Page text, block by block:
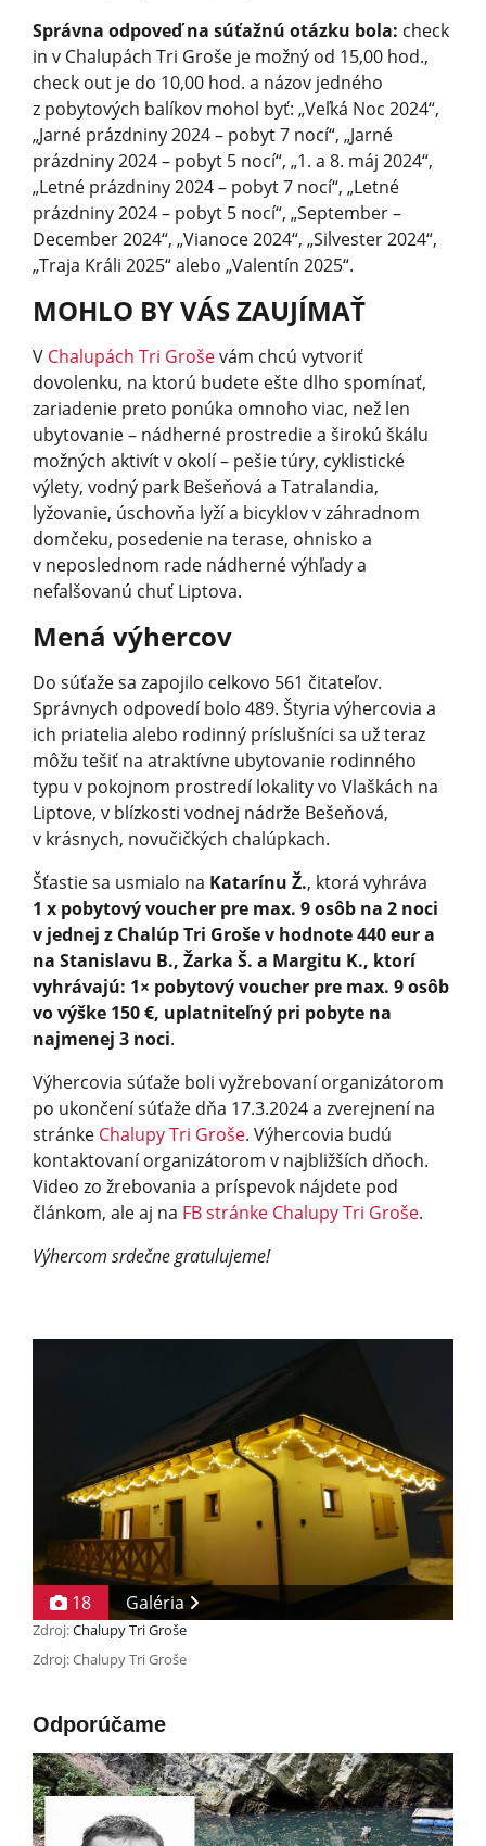
Správna odpoveď na súťažnú otázku bola: check
in v Chalupách Tri Groše je možný od 15,00 hod.,
check out je do 10,00 hod. a názov jedného
z pobytových balíkov mohol byť: „Veľká Noc 2024“,
„Jarné prázdniny 2024 – pobyt 7 nocí“, „Jarné
prázdniny 2024 – pobyt 5 nocí“, „1. a 8. máj 2024“,
„Letné prázdniny 2024 – pobyt 7 nocí“, „Letné
prázdniny 2024 – pobyt 5 nocí“, „September –
December 2024“, „Vianoce 2024“, „Silvester 2024“,
„Traja Králi 2025“ alebo „Valentín 2025“.
MOHLO BY VÁS ZAUJÍMAŤ
V Chalupách Tri Groševám chcú vytvoriť
dovolenku, na ktorú budete ešte dlho spomínať,
zariadenie preto ponúka omnoho viac, než len
ubytovanie – nádherné prostredie a širokú škálu
možných aktivít v okolí – pešie túry, cyklistické
výlety, vodný park Bešeňová a Tatralandia,
lyžovanie, úschovňa lyží a bicyklov v záhradnom
domčeku, posedenie na terase, ohnisko a
v neposlednom rade nádherné výhľady a
nefalšovanú chuť Liptova.
Mená výhercov
Do súťaže sa zapojilo celkovo 561 čitateľov.
Správnych odpovedí bolo 489. Štyria výhercovia a
ich priatelia alebo rodinný príslušníci sa už teraz
môžu tešiť na atraktívne ubytovanie rodinného
typu v pokojnom prostredí lokality vo Vlaškách na
Liptove, v blízkosti vodnej nádrže Bešeňová,
v krásnych, novučičkých chalúpkach.
Šťastie sa usmialo na Katarínu Ž., ktorá vyhráva
1 x pobytový voucher pre max. 9 osôb na 2 noci
v jednej z Chalúp Tri Groše v hodnote 440 eur a
na Stanislavu B., Žarka Š. a Margitu K., ktorí
vyhrávajú: 1× pobytový voucher pre max. 9 osôb
vo výške 150 €, uplatniteľný pri pobyte na
najmenej 3 noci.
Výhercovia súťaže boli vyžrebovaní organizátorom
po ukončení súťaže dňa 17.3.2024 a zverejnení na
stránke Chalupy Tri Groše. Výhercovia budú
kontaktovaní organizátorom v najbližších dňoch.
Video zo žrebovania a príspevok nájdete pod
článkom, ale aj na FB stránke Chalupy Tri Groše.
Výhercom srdečne gratulujeme!
18 Galéria
Zdroj:Chalupy Tri Groše
Zdroj: Chalupy Tri Groše
Odporúčame